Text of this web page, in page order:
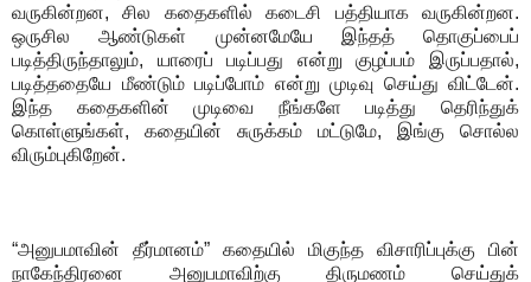
வருகின்றன, சில கதைகளில் கடைசி பத்தியாக வருகின்றன.
ஒருசில ஆண்டுகள் முன்னமேயே இந்தத் தொகுப்பைப்
படித்திருந்தாலும், யாரைப் படிப்பது என்று குழப்பம் இருப்பதால்,
படித்ததையே மீண்டும் படிப்போம் என்று முடிவு செய்து விட்டேன்.
இந்த கதைகளின் முடிவை நீங்களே படித்து தெரிந்துக்
கொள்ளுங்கள், கதையின் சுருக்கம் மட்டுமே, இங்கு சொல்ல
விரும்புகிறேன்.
“அனுபமாவின் தீர்மானம்” கதையில் மிகுந்த விசாரிப்புக்கு பின்
நாகேந்திரனை அனுபமாவிற்கு திருமணம் செய்துக்